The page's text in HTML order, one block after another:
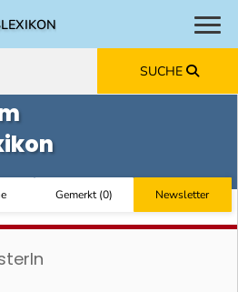
SUCHE
Gemerkt(0) Newsletter